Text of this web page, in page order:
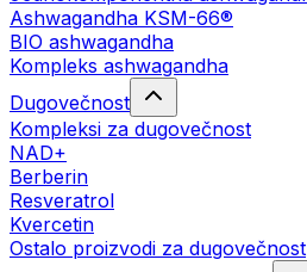
Ashwagandha KSM-66®
BIO ashwagandha
Kompleks ashwagandha
Dugovečnost
Kompleksi za dugovečnost
NAD+
Berberin
Resveratrol
Kvercetin
Ostalo proizvodi za dugovečnost